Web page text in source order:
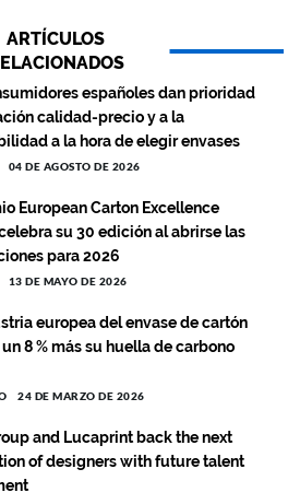
ARTÍCULOS
españoles dan prioridad
calidad-precio y a la
a la hora de elegir envases
04 DE AGOSTO DE 2026
European Carton Excellence
su 30 edición al abrirse las
para 2026
13 DE MAYO DE 2026
europea del envase de cartón
8 % más su huella de carbono
24 DE MARZO DE 2026
and Lucaprint back the next
of designers with future talent